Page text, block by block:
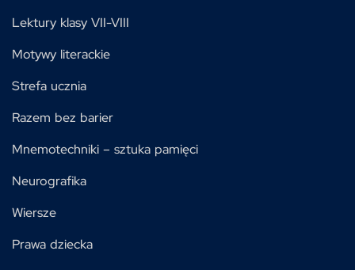
Lektury klasy VII-VIII
Motywy literackie
Strefa ucznia
Razem bez barier
Mnemotechniki – sztuka pamięci
Neurografika
Wiersze
Prawa dziecka